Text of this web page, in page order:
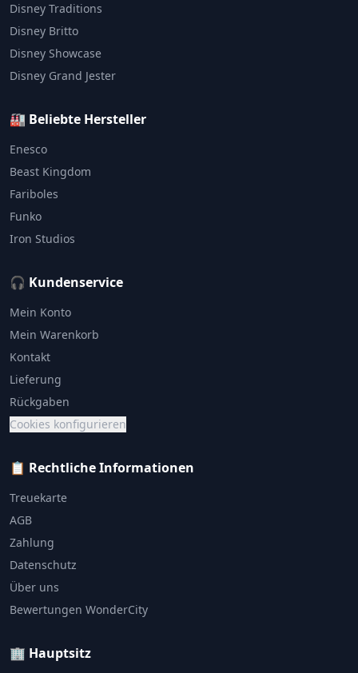
Disney Traditions
Disney Britto
Disney Showcase
Disney Grand Jester
🏭 Beliebte Hersteller
Enesco
Beast Kingdom
Fariboles
Funko
Iron Studios
🎧 Kundenservice
Mein Konto
Mein Warenkorb
Kontakt
Lieferung
Rückgaben
Cookies konfigurieren
📋 Rechtliche Informationen
Treuekarte
AGB
Zahlung
Datenschutz
Über uns
Bewertungen WonderCity
🏢 Hauptsitz